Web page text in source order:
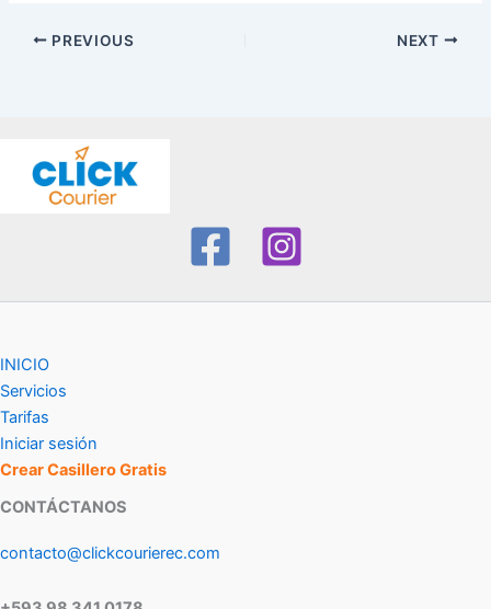
PREVIOUS NEXT
INICIO
Servicios
Tarifas
Iniciar sesión
Crear Casillero Gratis
CONTÁCTANOS
contacto@clickcourierec.com